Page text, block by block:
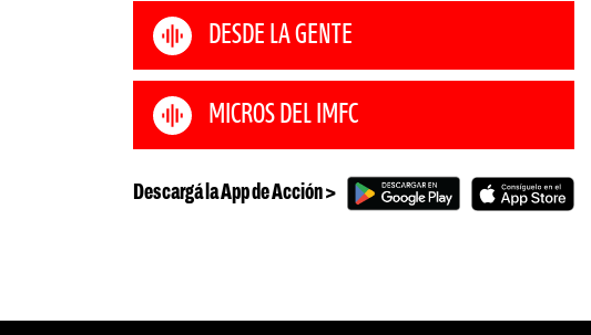
DESDE LA GENTE
MICROS DEL IMFC
Descargá la App de Acción >